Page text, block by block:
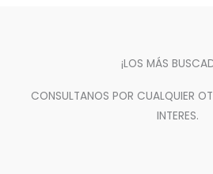
¡LOS MÁS
CONSULTANOS POR CUALQUIER
INTERES.